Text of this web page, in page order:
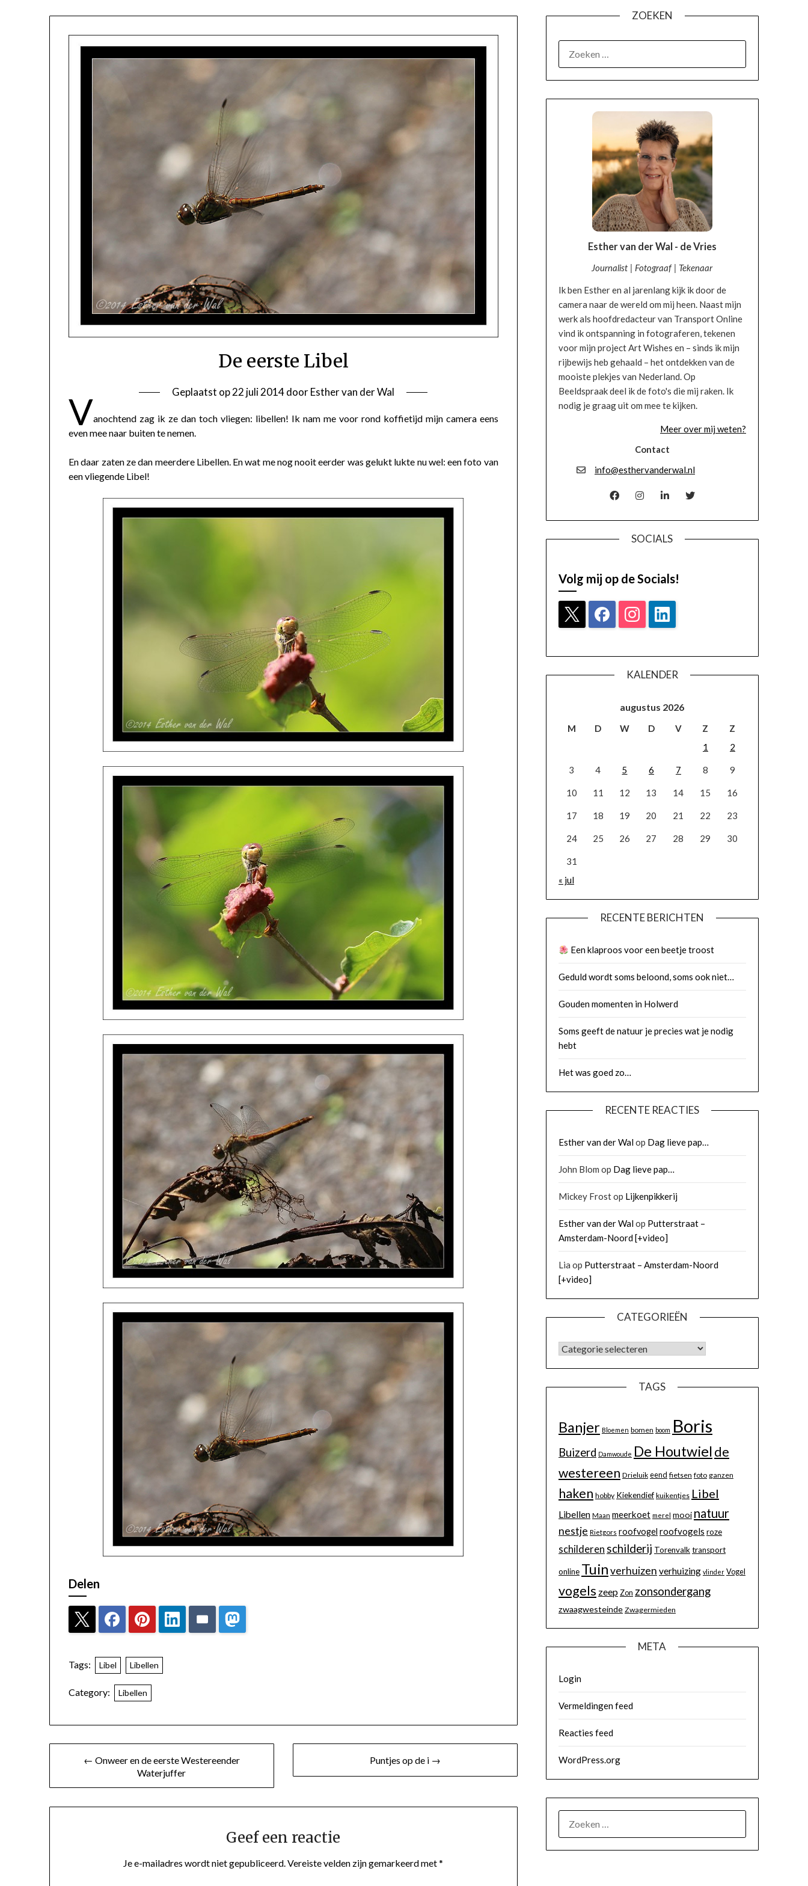
De eerste Libel
Geplaatst op22 juli 2014doorEsther van der Wal
Vanochtend zag ik ze dan toch vliegen: libellen! Ik nam me voor rond koffietijd mijn camera eens
even mee naar buiten te nemen.
En daar zaten ze dan meerdere Libellen. En wat me nog nooit eerder was gelukt lukte nu wel: een foto van
een vliegende Libel!
Delen
Tags: Libel Libellen
Category: Libellen
← Onweer en de eerste Westereender
Waterjuffer
Puntjes op de i →
Geef een reactie
Je e-mailadres wordt niet gepubliceerd.Vereiste velden zijn gemarkeerd met*
ZOEKEN
OVER MIJ
Esther van der Wal - de Vries
Journalist | Fotograaf | Tekenaar
Ik ben Esther en al jarenlang kijk ik door de
camera naar de wereld om mij heen. Naast mijn
werk als hoofdredacteur van Transport Online
vind ik ontspanning in fotograferen, tekenen
voor mijn project Art Wishes en – sinds ik mijn
rijbewijs heb gehaald – het ontdekken van de
mooiste plekjes van Nederland. Op
Beeldspraak deel ik de foto's die mij raken. Ik
nodig je graag uit om mee te kijken.
Meer over mij weten?
Contact
info@esthervanderwal.nl
SOCIALS
Volg mij op de Socials!
KALENDER
augustus 2026
M D W D V Z
Z
1
2
3 4 5 6 7 8 9
10 11 12 13 14 15 16
17 18 19 20 21 22 23
24 25 26 27 28 29 30
31
« jul
RECENTE BERICHTEN
Een klaproos voor een beetje troost
Geduld wordt soms beloond, soms ook niet…
Gouden momenten in Holwerd
Soms geeft de natuur je precies wat je nodig
hebt
Het was goed zo…
RECENTE REACTIES
Esther van der Walop Dag lieve pap…
John Blom op Dag lieve pap…
Mickey Frostop Lijkenpikkerij
Esther van der Walop Putterstraat –
Amsterdam-Noord [+video]
Lia op Putterstraat – Amsterdam-Noord
[+video]
CATEGORIEËN
TAGS
Banjer Bloemen bomen boom Boris
Buizerd Damwoude De Houtwielde
westereen Drieluik eend fietsen foto ganzen
haken hobby Kiekendief kuikentjes Libel
Libellen Maan meerkoet merel mooi natuur
nestje Rietgors roofvogel roofvogels roze
schilderen schilderij Torenvalktransport
online Tuinverhuizen verhuizing vlinder Vogel
vogels zeep Zon zonsondergang
zwaagwesteinde Zwagermieden
META
Login
Vermeldingen feed
Reacties feed
WordPress.org